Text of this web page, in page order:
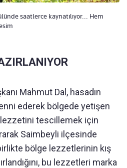
saatlerce kaynatılıyor... Hem
Mahmut Dal, hasadın
ederek bölgede yetişen
tescillemek için
Saimbeyli ilçesinde
bölge lezzetlerinin kış
bu lezzetleri marka